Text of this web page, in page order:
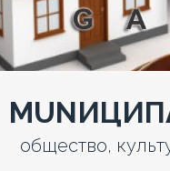
общество,